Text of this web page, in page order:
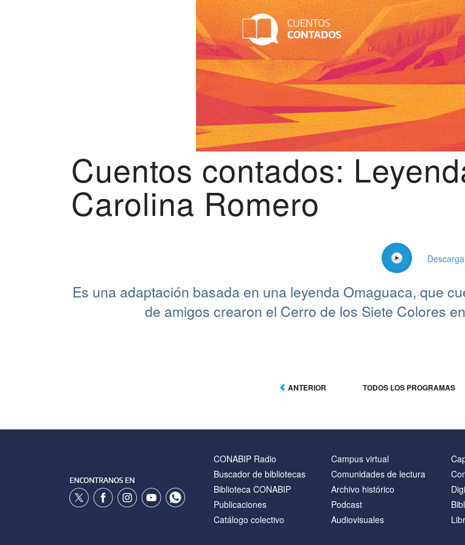
Cuentos contados:
Carolina Romero
Es una adaptación basada en una leyenda Omaguaca, que
de amigos crearon el Cerro de los Siete Colores
ANTERIOR TODOS LOS PROGRAMAS
CONABIP Radio
Buscador de bibliotecas
Biblioteca CONABIP
Publicaciones
Catálogo colectivo
Campus virtual
Comunidades de lectura
Archivo histórico
Podcast
Audiovisuales